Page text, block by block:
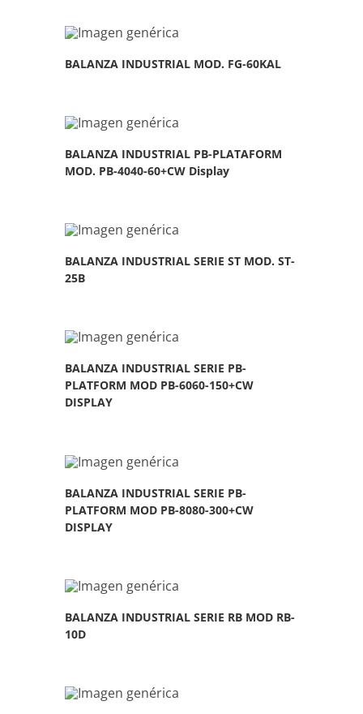
BALANZA INDUSTRIAL MOD. FG-60KAL
BALANZA INDUSTRIAL PB-PLATAFORM
MOD. PB-4040-60+CW Display
BALANZA INDUSTRIAL SERIE ST MOD. ST-
25B
BALANZA INDUSTRIAL SERIE PB-
PLATFORM MOD PB-6060-150+CW
DISPLAY
BALANZA INDUSTRIAL SERIE PB-
PLATFORM MOD PB-8080-300+CW
DISPLAY
BALANZA INDUSTRIAL SERIE RB MOD RB-
10D